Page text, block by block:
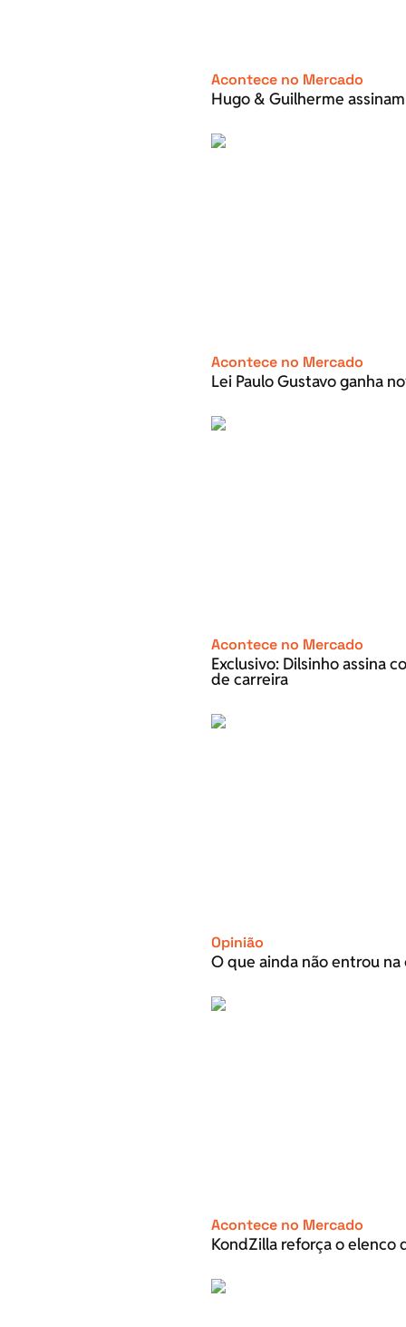
Acontece no Mercado
Hugo & Guilherme
Acontece no Mercado
Lei Paulo Gustavo ganha
Acontece no Mercado
Exclusivo: Dilsinho assina
de carreira
Opinião
O que ainda não entrou
Acontece no Mercado
KondZilla reforça o elenco